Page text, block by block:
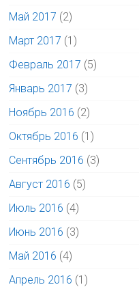
Май 2017 (2)
Март 2017 (1)
Февраль 2017 (5)
Январь 2017 (3)
Ноябрь 2016 (2)
Октябрь 2016 (1)
Сентябрь 2016 (3)
Август 2016 (5)
Июль 2016 (4)
Июнь 2016 (3)
Май 2016 (4)
Апрель 2016 (1)